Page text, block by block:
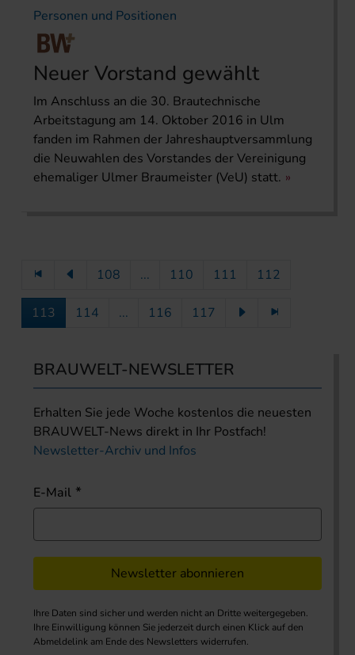
Personen und Positionen
Neuer Vorstand gewählt
Im Anschluss an die 30. Brautechnische
Arbeitstagung am 14. Oktober 2016 in Ulm
fanden im Rahmen der Jahreshauptversammlung
die Neuwahlen des Vorstandes der Vereinigung
ehemaliger Ulmer Braumeister (VeU) statt.
108 ... 110 111 112
113 114 ... 116 117
BRAUWELT-NEWSLETTER
Erhalten Sie jede Woche kostenlos die neuesten
BRAUWELT-News direkt in Ihr Postfach!
Newsletter-Archiv und Infos
E-Mail
Newsletter abonnieren
Ihre Daten sind sicher und werden nicht an Dritte weitergegeben.
Ihre Einwilligung können Sie jederzeit durch einen Klick auf den
Abmeldelink am Ende des Newsletters widerrufen.